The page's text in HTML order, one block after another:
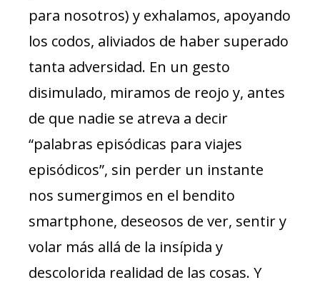
para nosotros) y exhalamos, apoyando
los codos, aliviados de haber superado
tanta adversidad. En un gesto
disimulado, miramos de reojo y, antes
de que nadie se atreva a decir
“palabras episódicas para viajes
episódicos”, sin perder un instante
nos sumergimos en el bendito
smartphone, deseosos de ver, sentir y
volar más allá de la insípida y
descolorida realidad de las cosas. Y